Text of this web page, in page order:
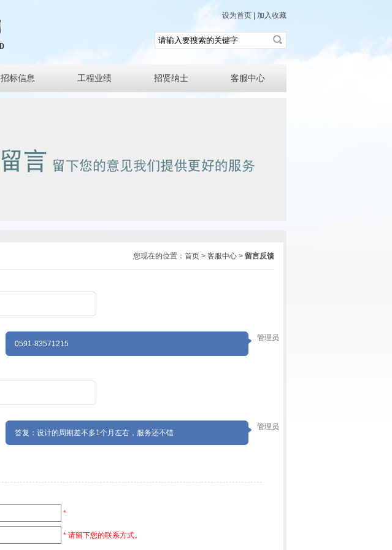
设为首页 加入收藏
客服中心
招贤纳士
工程业绩
招标信息
您现在的位置：首页 > 客服中心 > 留言反馈
0591-83571215
管理员
答复：设计的周期差不多1个月左右，服务还不错
管理员
*
* 请留下您的联系方式。